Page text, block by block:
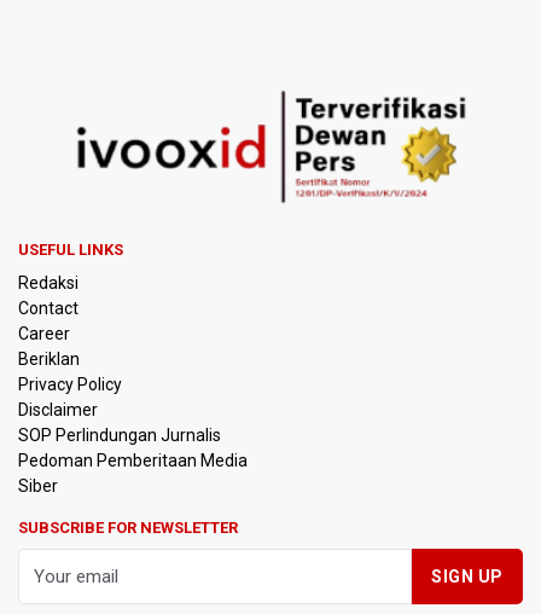
Timnas Indonesia Tersingkir di Piala AFF 2026 Setelah
Pemerintah Matangkan Rencana Pembaruan Buku Ajar
Pendakian Gunung Gede Pangrango Ditutup karena
Indonesia
Perumnas Bangun Hunian Bersubsidi dengan Konsep
TOD di Kemayoran
Bank Indonesia Sebut Cadangan Devisa Akhir Juli
Tunggu 8 Jam karena HCU RSCM Terbatas
USEFUL LINKS
Redaksi
Contact
Career
Beriklan
Privacy Policy
Disclaimer
SOP Perlindungan Jurnalis
Pedoman Pemberitaan Media
Siber
SUBSCRIBE FOR NEWSLETTER